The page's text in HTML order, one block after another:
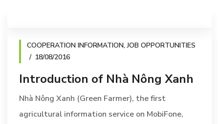
COOPERATION INFORMATION,JOB OPPORTUNITIES
18/08/2016
Introduction of Nhà Nông Xanh
Nhà Nông Xanh (Green Farmer), the first
agricultural information service on MobiFone,